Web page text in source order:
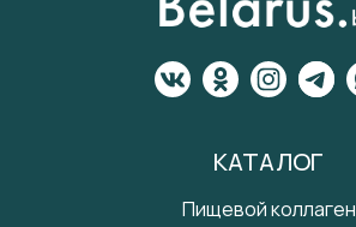
КАТАЛОГ
Пищевой коллаген